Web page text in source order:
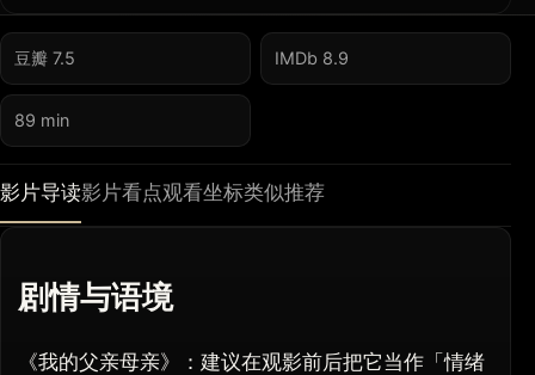
豆瓣 7.5 IMDb 8.9
89 min
影片导读影片看点观看坐标类似推荐
剧情与语境
《我的父亲母亲》：建议在观影前后把它当作「情绪